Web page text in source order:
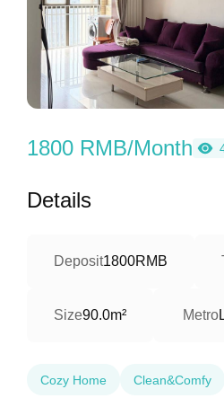
1800 RMB/Month
Details
Deposit1800RMB
Size90.0m² Metro
Cozy Home Clean&Comfy